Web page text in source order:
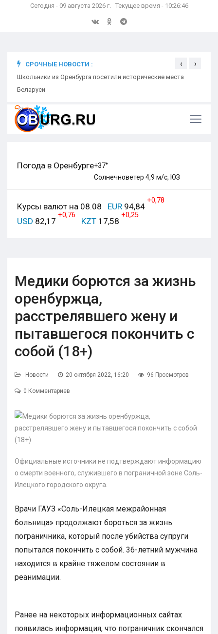
Сегодня - 09 августа 2026 г. Текущее время - 10:26:47
СРОЧНЫЕ НОВОСТИ :
Школьники из Оренбурга посетили исторические места
Беларуси
‹ ›
Погода в Оренбурге+37°
Солнечноветер 4,9 м/с, ЮЗ
Курсы валют на 08.08 EUR 94,84
+0,78
USD 82,17
+0,76
KZT 17,58
+0,25
Медики борются за жизнь
оренбуржца,
расстрелявшего жену и
пытавшегося покончить с
собой (18+)
Новости 20 октября 2022, 16:20 96 Просмотров
0 Комментариев
Официальные источники не подтверждают информацию
о смерти военного, служившего в пограничной зоне Соль-
Илецкого городского округа.
Врачи ГАУЗ «Соль-Илецкая межрайонная
больница» продолжают бороться за жизнь
пограничника, который после убийства супруги
попытался покончить с собой. 36-летний мужчина
находится в крайне тяжелом состоянии в
реанимации.
Ранее на некоторых информационных сайтах
появилась информация, что пограничник скончался